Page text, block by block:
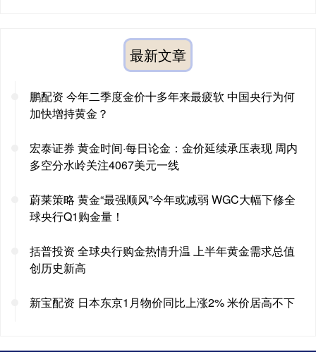
最新文章
鹏配资 今年二季度金价十多年来最疲软 中国央行为何
加快增持黄金？
宏泰证券 黄金时间·每日论金：金价延续承压表现 周内
多空分水岭关注4067美元一线
蔚莱策略 黄金“最强顺风”今年或减弱 WGC大幅下修全
球央行Q1购金量！
括普投资 全球央行购金热情升温 上半年黄金需求总值
创历史新高
新宝配资 日本东京1月物价同比上涨2% 米价居高不下